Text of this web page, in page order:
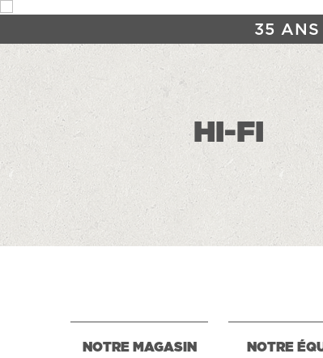
35 ANS
HI-FI
NOTRE MAGASIN NOTRE